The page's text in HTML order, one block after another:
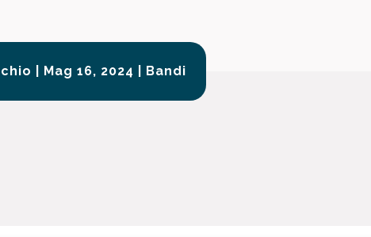
Mag 16, 2024 Bandi